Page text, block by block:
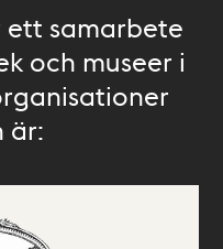
ett samarbete
och museer i
är: